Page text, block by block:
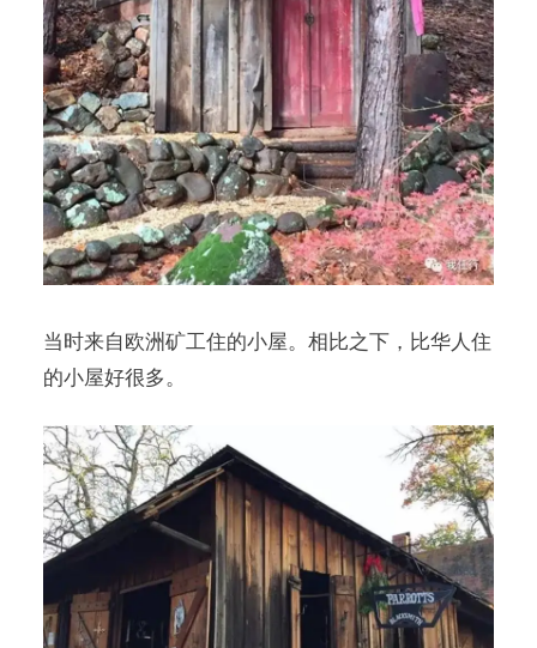
当时来自欧洲矿工住的小屋。相比之下，比华人住
的小屋好很多。